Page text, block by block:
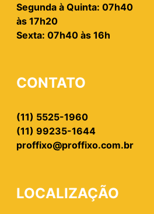
Segunda à Quinta: 07h40
às 17h20
Sexta: 07h40 às 16h
CONTATO
(11) 5525-1960
(11) 99235-1644
proffixo@proffixo.com.br
LOCALIZAÇÃO